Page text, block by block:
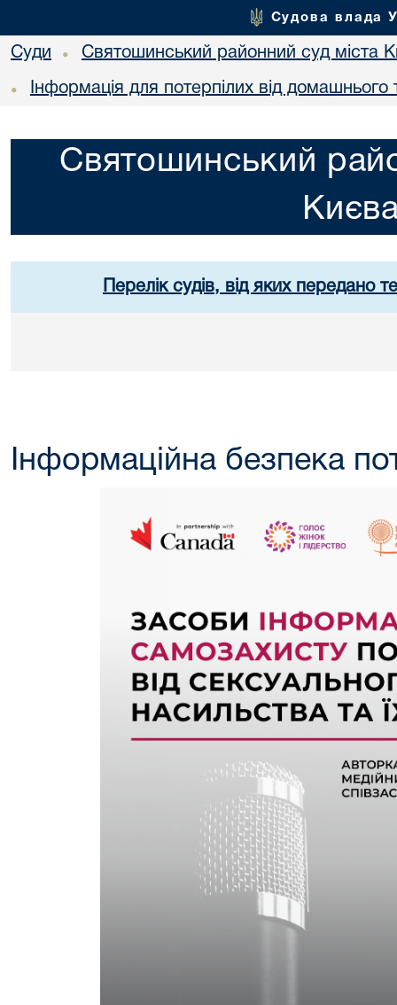
Судова влада
Суди • Святошинський районний суд міста
• Інформація для потерпілих від
Святошинський
Перелік судів, від яких передано
Інформаційна безпека